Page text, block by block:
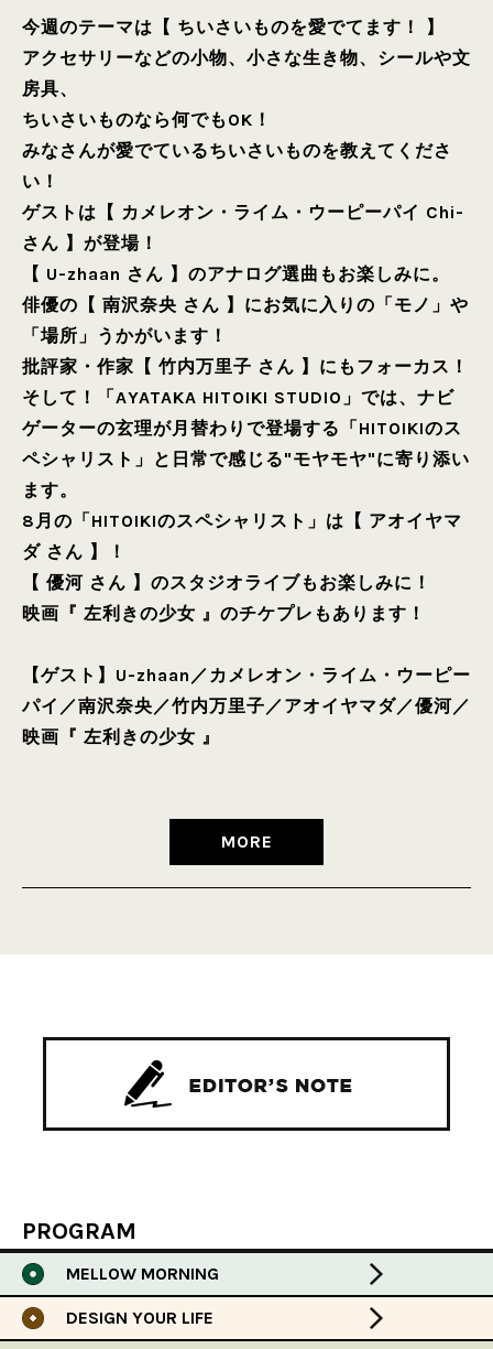
今週のテーマは【 ちいさいものを愛でてます！ 】
アクセサリーなどの小物、小さな生き物、シールや文
房具、
ちいさいものなら何でもOK！
みなさんが愛でているちいさいものを教えてくださ
い！
ゲストは【 カメレオン・ライム・ウーピーパイ Chi-
さん 】が登場！
【 U-zhaan さん 】のアナログ選曲もお楽しみに。
俳優の【 南沢奈央 さん 】にお気に入りの「モノ」や
「場所」うかがいます！
批評家・作家【 竹内万里子 さん 】にもフォーカス！
そして！「AYATAKA HITOIKI STUDIO」では、ナビ
ゲーターの玄理が月替わりで登場する「HITOIKIのス
ペシャリスト」と日常で感じる"モヤモヤ"に寄り添い
ます。
8月の「HITOIKIのスペシャリスト」は【 アオイヤマ
ダ さん 】！
【 優河 さん 】のスタジオライブもお楽しみに！
映画『 左利きの少女 』のチケプレもあります！
【ゲスト】 U-zhaan ／カメレオン・ライム・ウーピー
パイ ／南沢奈央／竹内万里子／アオイヤマダ／優河／
映画『 左利きの少女 』
MORE
PROGRAM
MELLOW MORNING
DESIGN YOUR LIFE